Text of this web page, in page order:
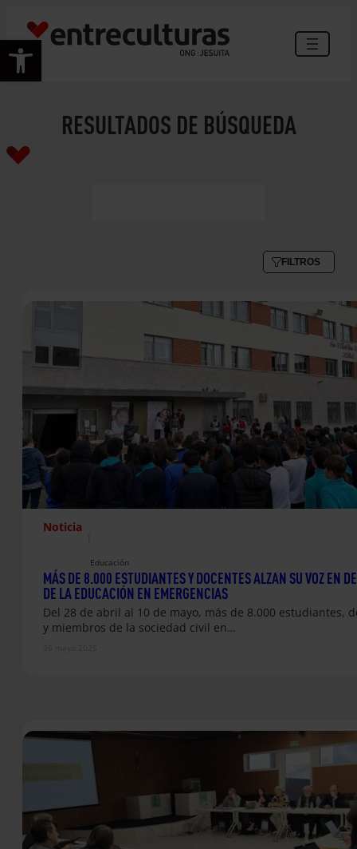
Abrir barra de herramientas
RESULTADOS DE BÚSQUEDA
FILTROS
Noticia
Educación
MÁS DE 8.000 ESTUDIANTES Y DOCENTES ALZAN SU VOZ EN
DE LA EDUCACIÓN EN EMERGENCIAS
Del 28 de abril al 10 de mayo, más de 8.000 estudiantes,
y miembros de la sociedad civil en…